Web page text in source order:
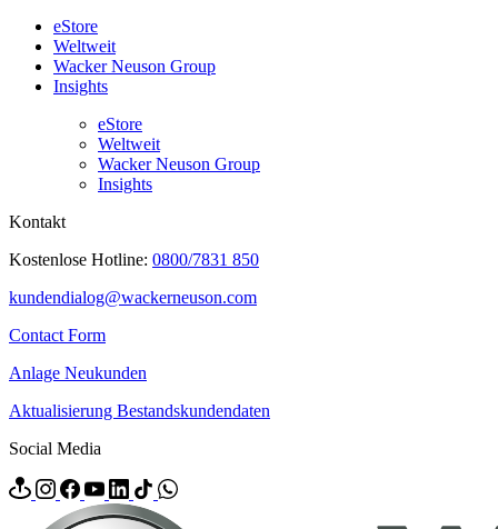
eStore
Weltweit
Wacker Neuson Group
Insights
eStore
Weltweit
Wacker Neuson Group
Insights
Kontakt
Kostenlose Hotline: 0800/7831 850
kundendialog@wackerneuson.com
Contact Form
Anlage Neukunden
Aktualisierung Bestandskundendaten
Social Media